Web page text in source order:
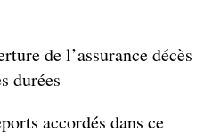
de l’assurance décès
durées
accordés dans ce